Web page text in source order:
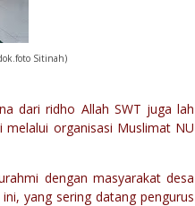
Sitinah)
dari ridho Allah SWT juga lah
organisasi Muslimat NU
dengan masyarakat desa
yang sering datang pengurus